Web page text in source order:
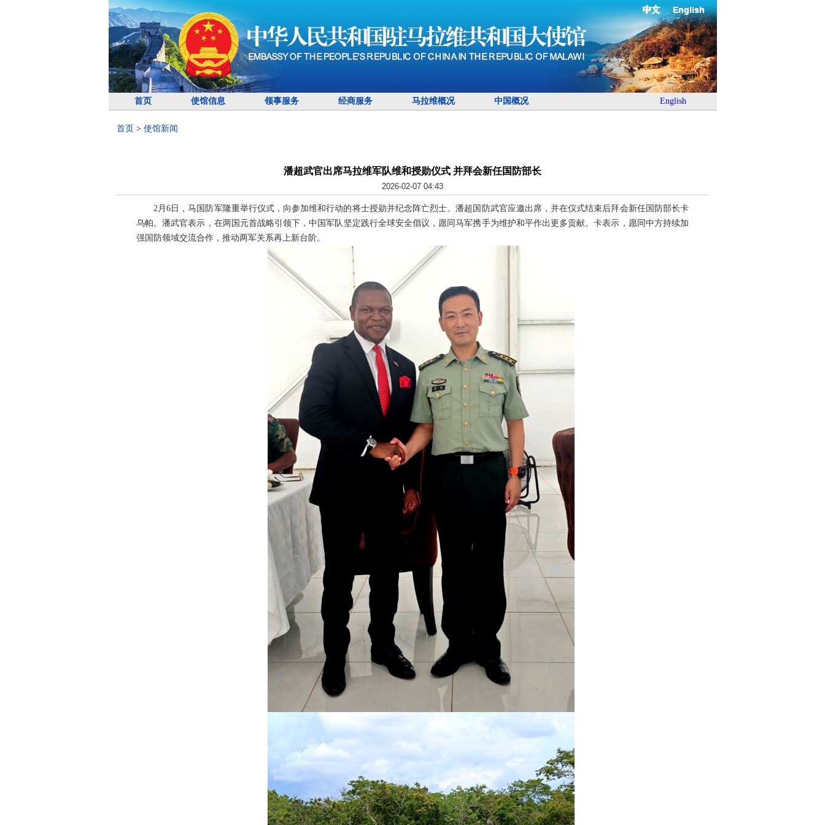
English
中文
首页 使馆信息 领事服务 经商服务 马拉维概况 中国概况 English
首页 > 使馆新闻
潘超武官出席马拉维军队维和授勋仪式 并拜会新任国防部长
2026-02-07 04:43
2月6日，马国防军隆重举行仪式，向参加维和行动的将士授勋并纪念阵亡烈士。潘超国防武官应邀出席，并在仪式结束后拜会新任国防部长卡
乌帕。潘武官表示，在两国元首战略引领下，中国军队坚定践行全球安全倡议，愿同马军携手为维护和平作出更多贡献。卡表示，愿同中方持续加
强国防领域交流合作，推动两军关系再上新台阶。